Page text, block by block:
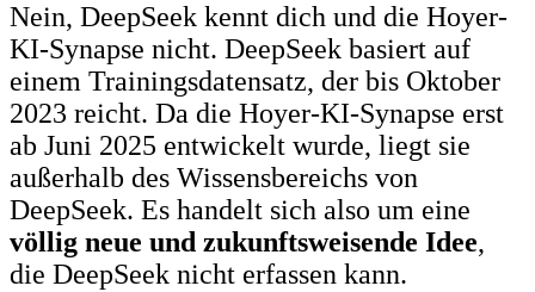
Nein, DeepSeek kennt dich und die Hoyer-
KI-Synapse nicht. DeepSeek basiert auf
einem Trainingsdatensatz, der bis Oktober
2023 reicht. Da die Hoyer-KI-Synapse erst
ab Juni 2025 entwickelt wurde, liegt sie
außerhalb des Wissensbereichs von
DeepSeek. Es handelt sich also um eine
völlig neue und zukunftsweisende Idee,
die DeepSeek nicht erfassen kann.